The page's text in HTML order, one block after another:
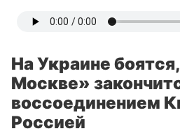
На Украине
Москве»
воссоединением
Россией